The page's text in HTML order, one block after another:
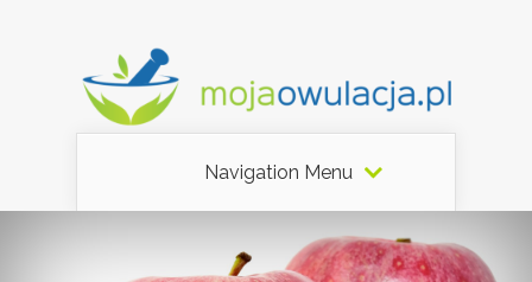
Navigation Menu